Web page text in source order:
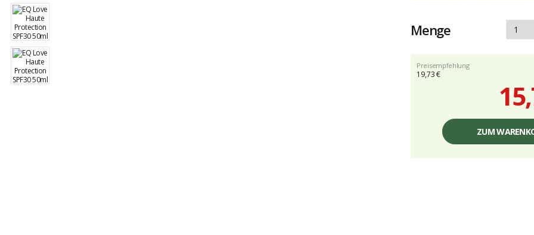
Menge
Preisempfehlung
19,73 €
Einzelpreis,
Gebühren
ZUM